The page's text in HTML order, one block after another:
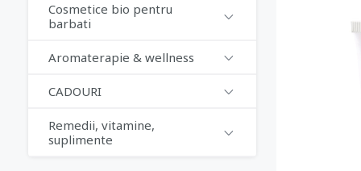
Cosmetice bio pentru
barbati
Aromaterapie & wellness
CADOURI
Remedii, vitamine,
suplimente